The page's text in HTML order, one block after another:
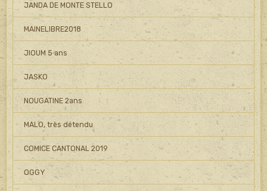
JANDA DE MONTE STELLO
MAINELIBRE2018
JIOUM 5 ans
JASKO
NOUGATINE 2ans
MALO, très détendu
COMICE CANTONAL 2019
OGGY